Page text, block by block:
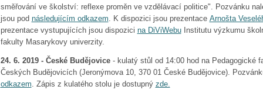
směřování ve školství: reflexe proměn ve vzdělávací politice". Pozvánku
jsou pod následujícím odkazem . K dispozici jsou prezentace Arnošta
prezentace vystupujících jsou dispozici na DiViWebuInstitutu výzkumu
fakulty Masarykovy univerzity.
24. 6. 2019 - České Budějovice- kulatý stůl od 14:00 hod na Pedagogické
Českých Budějovicích (Jeronýmova 10, 370 01 České Budějovice).
odkazem. Zápis z kulatého stolu je dostupný zde.